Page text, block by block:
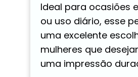
Ideal para ocasiões
ou uso diário, esse
uma excelente
mulheres que
uma impressão